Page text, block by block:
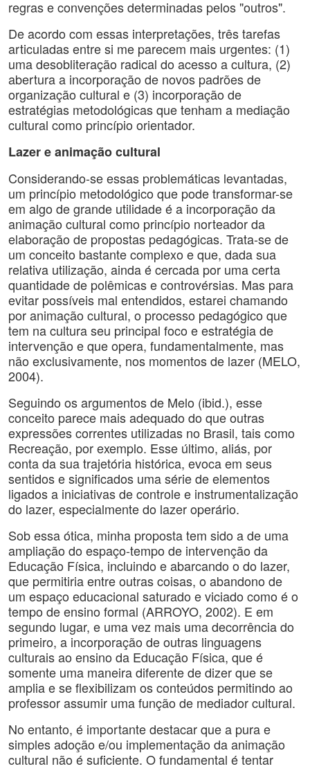
regras e convenções determinadas pelos "outros".
De acordo com essas interpretações, três tarefas
articuladas entre si me parecem mais urgentes: (1)
uma desobliteração radical do acesso a cultura, (2)
abertura a incorporação de novos padrões de
organização cultural e (3) incorporação de
estratégias metodológicas que tenham a mediação
cultural como princípio orientador.
Lazer e animação cultural
Considerando-se essas problemáticas levantadas,
um princípio metodológico que pode transformar-se
em algo de grande utilidade é a incorporação da
animação cultural como princípio norteador da
elaboração de propostas pedagógicas. Trata-se de
um conceito bastante complexo e que, dada sua
relativa utilização, ainda é cercada por uma certa
quantidade de polêmicas e controvérsias. Mas para
evitar possíveis mal entendidos, estarei chamando
por animação cultural, o processo pedagógico que
tem na cultura seu principal foco e estratégia de
intervenção e que opera, fundamentalmente, mas
não exclusivamente, nos momentos de lazer (MELO,
2004).
Seguindo os argumentos de Melo (ibid.), esse
conceito parece mais adequado do que outras
expressões correntes utilizadas no Brasil, tais como
Recreação, por exemplo. Esse último, aliás, por
conta da sua trajetória histórica, evoca em seus
sentidos e significados uma série de elementos
ligados a iniciativas de controle e instrumentalização
do lazer, especialmente do lazer operário.
Sob essa ótica, minha proposta tem sido a de uma
ampliação do espaço-tempo de intervenção da
Educação Física, incluindo e abarcando o do lazer,
que permitiria entre outras coisas, o abandono de
um espaço educacional saturado e viciado como é o
tempo de ensino formal (ARROYO, 2002). E em
segundo lugar, e uma vez mais uma decorrência do
primeiro, a incorporação de outras linguagens
culturais ao ensino da Educação Física, que é
somente uma maneira diferente de dizer que se
amplia e se flexibilizam os conteúdos permitindo ao
professor assumir uma função de mediador cultural.
No entanto, é importante destacar que a pura e
simples adoção e/ou implementação da animação
cultural não é suficiente. O fundamental é tentar